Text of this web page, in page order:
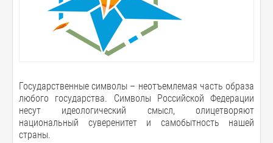
Государственные символы – неотъемлемая часть образа
любого государства. Символы Российской Федерации
несут идеологический смысл, олицетворяют
национальный суверенитет и самобытность нашей
страны.